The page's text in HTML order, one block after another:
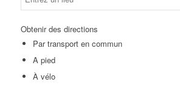
Obtenir des directions
Par transport en commun
A pied
À vélo